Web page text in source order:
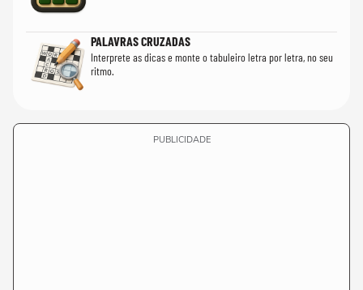
PALAVRAS CRUZADAS
Interprete as dicas e monte o tabuleiro letra por letra, no seu
ritmo.
PUBLICIDADE